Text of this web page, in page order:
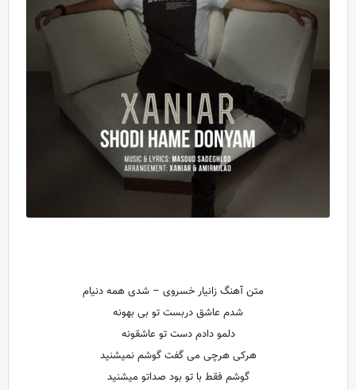
متن آهنگ زانیار خسروی – شدی همه دنیام
شدم عاشق دربست تو بی بهونه
دلمو دادم دست تو عاشقونه
هرکی هرچی می گفت گوشم نمیشنید
گوشم فقط با تو بود صداتو میشنید